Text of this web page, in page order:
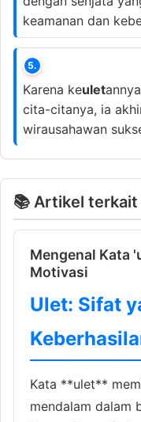
keamanan dan
5.
Karena keulet
cita-citanya, ia
wirausahawan
📚 Artikel
Mengenal Kata
Motivasi
Ulet: Sifat
Kata **ulet**
mendalam dalam